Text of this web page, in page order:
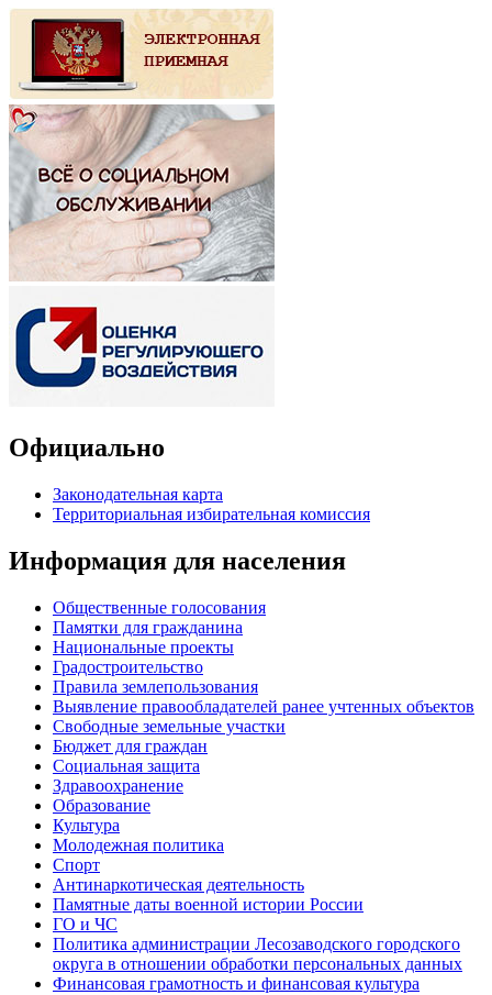
Официально
Законодательная карта
Территориальная избирательная комиссия
Информация для населения
Общественные голосования
Памятки для гражданина
Национальные проекты
Градостроительство
Правила землепользования
Выявление правообладателей ранее учтенных объектов
Свободные земельные участки
Бюджет для граждан
Социальная защита
Здравоохранение
Образование
Культура
Молодежная политика
Спорт
Антинаркотическая деятельность
Памятные даты военной истории России
ГО и ЧС
Политика администрации Лесозаводского городского
округа в отношении обработки персональных данных
Финансовая грамотность и финансовая культура